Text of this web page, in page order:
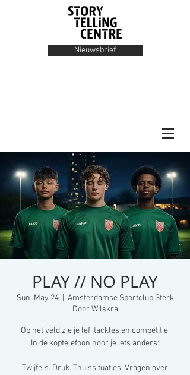
Nieuwsbrief
PLAY // NO PLAY
Sun, May 24
  |
Amsterdamse Sportclub Sterk
Door Wilskra
Op het veld zie je lef, tackles en competitie.
In de koptelefoon hoor je iets anders:
Twijfels. Druk. Thuissituaties. Vragen over